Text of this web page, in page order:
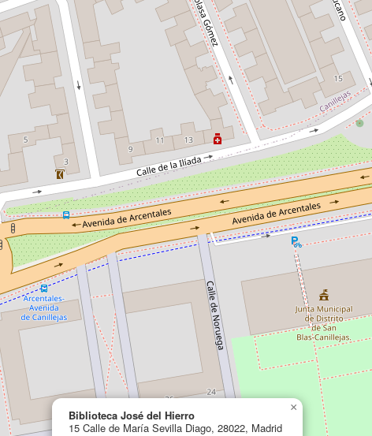
Biblioteca José del Hierro
15 Calle de María Sevilla Diago, 28022, Madrid
×